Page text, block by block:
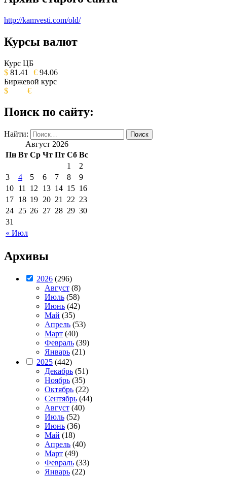
http://kamvesti.com/old/
ОБЩЕСТВЕННО-ПОЛИТИЧЕСКОЕ
ИЗДАНИЕ КАМЧАТСКОГО КРАЯ.
Курсы валют
Курс ЦБ
$ 81.41 € 94.06
Биржевой курс
$
€
Поиск по сайту:
Найти:
Август 2026
Пн Вт Ср Чт Пт Сб Вс
« Июл
1
2
3
4 5 6 7 8
9
10 11 12 13 14 15 16
17 18 19 20 21 22 23
24 25 26 27 28 29 30
31
Архивы
2026 (296)
Август (8)
Июль (58)
Июнь (42)
Май (35)
Апрель (53)
Март (40)
Февраль (39)
Январь (21)
2025 (442)
Декабрь (51)
Ноябрь (35)
Октябрь (22)
Сентябрь (44)
Август (40)
Июль (52)
Июнь (36)
Май (18)
Апрель (40)
Март (49)
Февраль (33)
Январь (22)